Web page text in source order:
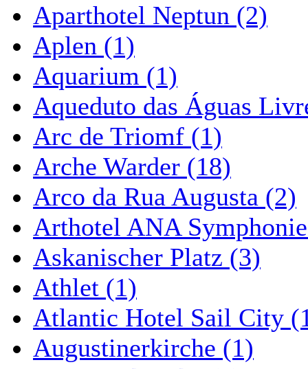
Aparthotel Neptun (2)
Aplen (1)
Aquarium (1)
Aqueduto das Águas
Arc de Triomf (1)
Arche Warder (18)
Arco da Rua Augusta (2)
Arthotel ANA
Askanischer Platz (3)
Athlet (1)
Atlantic Hotel Sail City
Augustinerkirche (1)